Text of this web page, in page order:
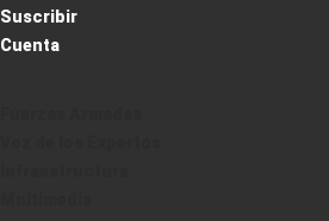
Suscribir
Cuenta